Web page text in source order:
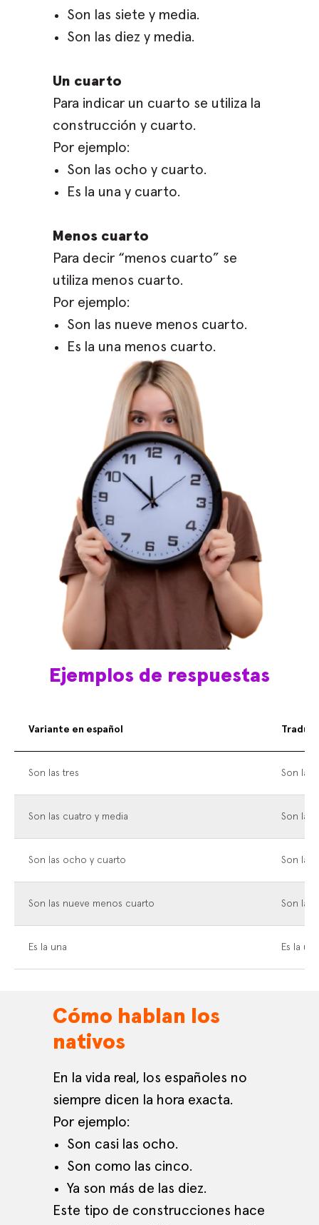
Son las siete y media.
Son las diez y media.
Un cuarto
Para indicar un cuarto se utiliza la
construcción y cuarto.
Por ejemplo:
Son las ocho y cuarto.
Es la una y cuarto.
Menos cuarto
Para decir “menos cuarto” se
utiliza menos cuarto.
Por ejemplo:
Son las nueve menos cuarto.
Es la una menos cuarto.
Ejemplos de respuestas
Variante en español
Son las tres Son las
Son las cuatro y media Son las
Son las ocho y cuarto Son las
Son las nueve menos cuarto Son las
Es la una Es la una
Cómo hablan los
nativos
En la vida real, los españoles no
siempre dicen la hora exacta.
Por ejemplo:
Son casi las ocho.
Son como las cinco.
Ya son más de las diez.
Este tipo de construcciones hace